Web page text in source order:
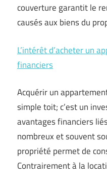
couverture garantit le
causés aux biens du
L’intérêt d’acheter un
financiers
Acquérir un
simple toit; c’est un
avantages financiers
nombreux et souvent
propriété permet de
Contrairement à la